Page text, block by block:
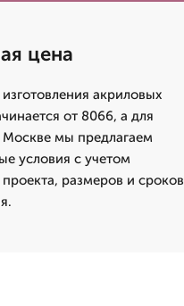
цена
акриловых
от 8066, а для
Москве мы предлагаем
условия с учетом
размеров и сроков